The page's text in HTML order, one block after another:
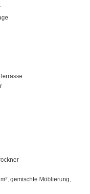
gemischte Möblierung,